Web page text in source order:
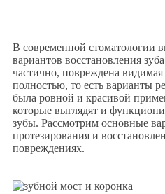
В современной стоматологии
вариантов восстановления
частично, повреждена видимая
полностью, то есть варианты
была ровной и красивой
которые выглядят и
зубы. Рассмотрим основные
протезирования и
повреждениях.